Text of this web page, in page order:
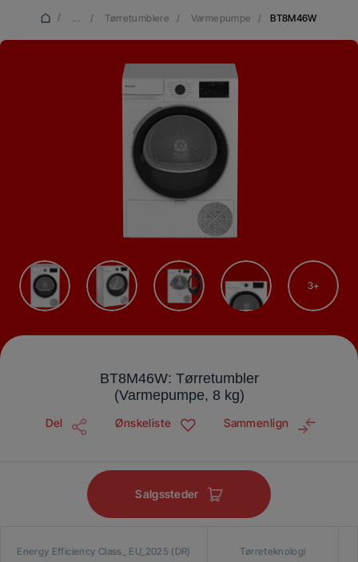
/ ... / Tørretumblere / Varmepumpe / BT8M46W
3
BT8M46W: Tørretumbler
(Varmepumpe, 8 kg)
Del Ønskeliste Sammenlign
Salgssteder
Energy Efficiency Class_ EU_2025 (DR) Tørreteknologi